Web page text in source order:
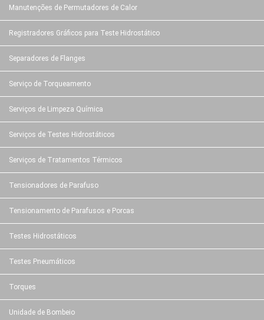
Manutenções de Permutadores de Calor
Registradores Gráficos para Teste Hidrostático
Separadores de Flanges
Serviço de Torqueamento
Serviços de Limpeza Química
Serviços de Testes Hidrostáticos
Serviços de Tratamentos Térmicos
Tensionadores de Parafuso
Tensionamento de Parafusos e Porcas
Testes Hidrostáticos
Testes Pneumáticos
Torques
Unidade de Bombeio